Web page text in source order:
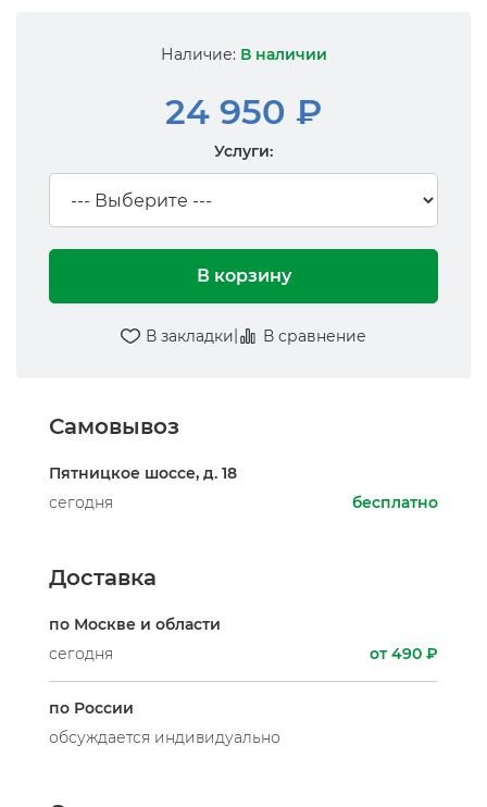
Наличие: В наличии
24 950 ₽
Услуги:
В корзину
В закладки| В сравнение
Самовывоз
Пятницкое шоссе, д. 18
сегодня
бесплатно
Доставка
по Москве и области
сегодня
от 490 ₽
по России
обсуждается индивидуально